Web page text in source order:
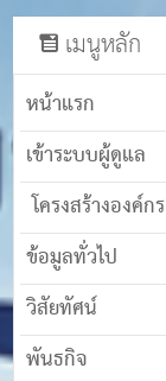
เมนูหลัก
หน้าแรก
เข้าระบบผู้ดูแล
โครงสร้างองค์กร
ข้อมูลทั่วไป
วิสัยทัศน์
พันธกิจ